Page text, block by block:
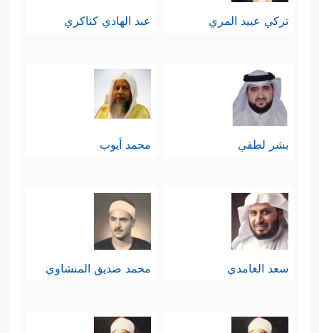
تركي عبيد المري عبد الهادي كناكري
بشر لطفي محمد أيوب
سعد الغامدي محمد صديق المنشاوي